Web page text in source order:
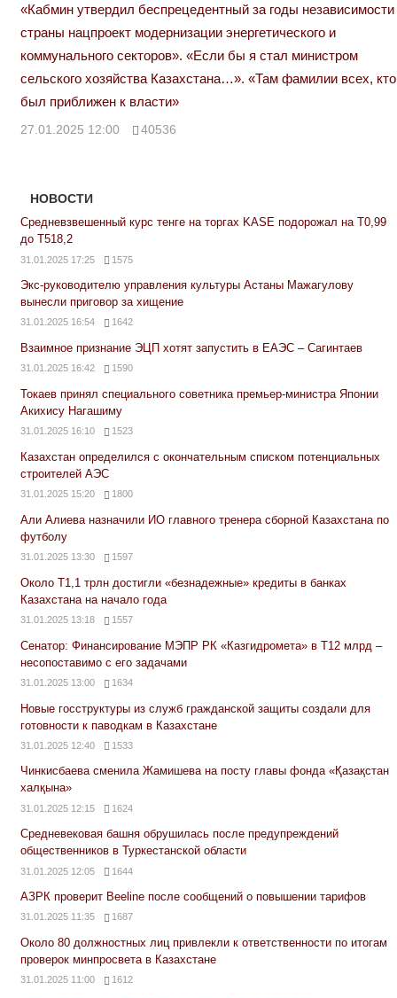
«Кабмин утвердил беспрецедентный за годы независимости
страны нацпроект модернизации энергетического и
коммунального секторов». «Если бы я стал министром
сельского хозяйства Казахстана…». «Там фамилии всех, кто
был приближен к власти»
27.01.2025 12:00 40536
НОВОСТИ
Средневзвешенный курс тенге на торгах KASE подорожал на Т0,99
до Т518,2
31.01.2025 17:25 1575
Экс-руководителю управления культуры Астаны Мажагулову
вынесли приговор за хищение
31.01.2025 16:54 1642
Взаимное признание ЭЦП хотят запустить в ЕАЭС – Сагинтаев
31.01.2025 16:42 1590
Токаев принял специального советника премьер-министра Японии
Акихису Нагашиму
31.01.2025 16:10 1523
Казахстан определился с окончательным списком потенциальных
строителей АЭС
31.01.2025 15:20 1800
Али Алиева назначили ИО главного тренера сборной Казахстана по
футболу
31.01.2025 13:30 1597
Около Т1,1 трлн достигли «безнадежные» кредиты в банках
Казахстана на начало года
31.01.2025 13:18 1557
Сенатор: Финансирование МЭПР РК «Казгидромета» в Т12 млрд –
несопоставимо с его задачами
31.01.2025 13:00 1634
Новые госструктуры из служб гражданской защиты создали для
готовности к паводкам в Казахстане
31.01.2025 12:40 1533
Чинкисбаева сменила Жамишева на посту главы фонда «Қазақстан
халқына»
31.01.2025 12:15 1624
Средневековая башня обрушилась после предупреждений
общественников в Туркестанской области
31.01.2025 12:05 1644
АЗРК проверит Beeline после сообщений о повышении тарифов
31.01.2025 11:35 1687
Около 80 должностных лиц привлекли к ответственности по итогам
проверок минпросвета в Казахстане
31.01.2025 11:00 1612